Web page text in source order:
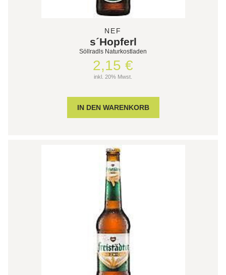
NEF
s´Hopferl
Söllradls Naturkostladen
2,15 €
inkl. 20% Mwst.